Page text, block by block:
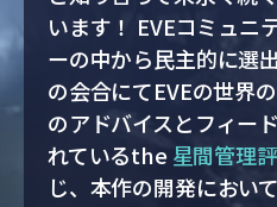
います！ EVEコミュニ
ーの中から民主的に選
の会合にてEVEの世界
のアドバイスとフィー
れているthe星間管理
じ、本作の開発におい